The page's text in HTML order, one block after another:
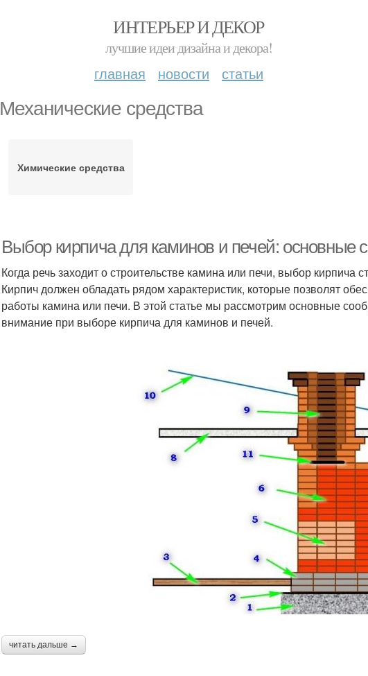
ИНТЕРЬЕР И ДЕКОР
лучшие идеи дизайна и декора!
главная новости статьи
Механические средства
Химические средства
Выбор кирпича для каминов и печей: основные
Когда речь заходит о строительстве камина или печи, выбор
Кирпич должен обладать рядом характеристик, которые позволят
работы камина или печи. В этой статье мы рассмотрим основные
внимание при выборе кирпича для каминов и печей.
читать дальше →